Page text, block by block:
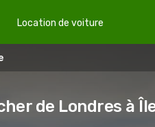
Location de voiture
de Londres à